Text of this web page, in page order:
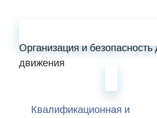
Организация и безопасность
движения
Квалификационная и